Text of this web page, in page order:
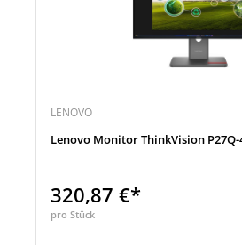
LENOVO
Lenovo Monitor ThinkVision P27Q-
320,87 €*
pro Stück